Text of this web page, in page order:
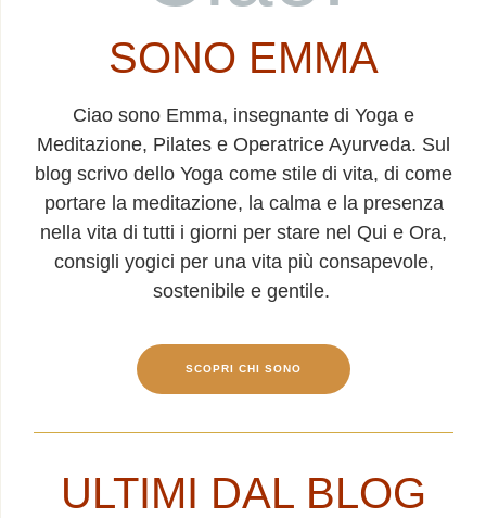
SONO EMMA
Ciao sono Emma, insegnante di Yoga e
Meditazione, Pilates e Operatrice Ayurveda. Sul
blog scrivo dello Yoga come stile di vita, di come
portare la meditazione, la calma e la presenza
nella vita di tutti i giorni per stare nel Qui e Ora,
consigli yogici per una vita più consapevole,
sostenibile e gentile.
SCOPRI CHI SONO
ULTIMI DAL BLOG